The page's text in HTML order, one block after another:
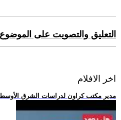
التعليق والتصويت على
اخر الافلام
.. مدير مكتب كراون لدراسات الشرق